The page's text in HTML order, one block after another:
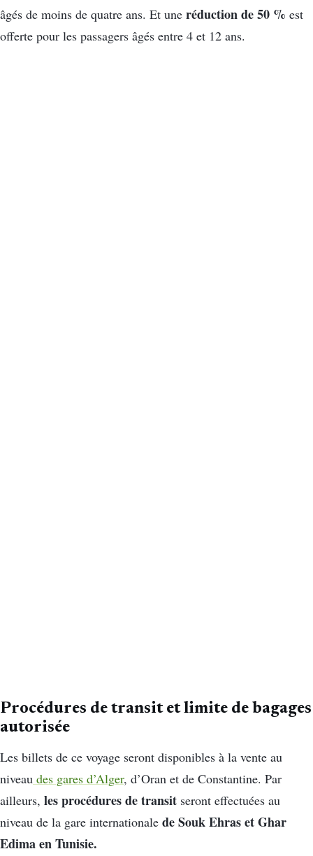
âgés de moins de quatre ans. Et une réduction de 50 % est
offerte pour les passagers âgés entre 4 et 12 ans.
Procédures de transit et limite de bagages
autorisée
Les billets de ce voyage seront disponibles à la vente au
niveau des gares d’Alger, d’Oran et de Constantine. Par
ailleurs, les procédures de transit seront effectuées au
niveau de la gare internationale de Souk Ehras et Ghar
Edima en Tunisie.